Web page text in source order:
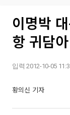
이명박
항 귀담
입력 2012-10-05
황의신 기자